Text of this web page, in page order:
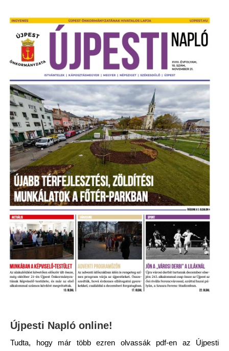
Újpesti Napló online!
Tudta, hogy már több ezren olvassák pdf-en az Újpesti